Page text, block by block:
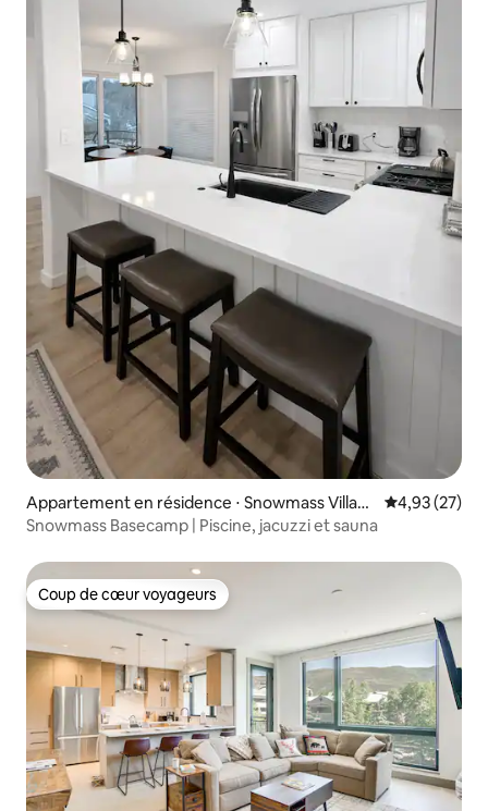
Appartement en résidence ⋅ Snowmass Villag
e
Évaluation
4,93 (27)
Snowmass Basecamp | Piscine, jacuzzi et sauna
Coup de cœur voyageurs
Coup de cœur voyageurs